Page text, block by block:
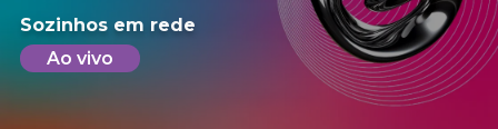
Sozinhos em rede
Ao vivo